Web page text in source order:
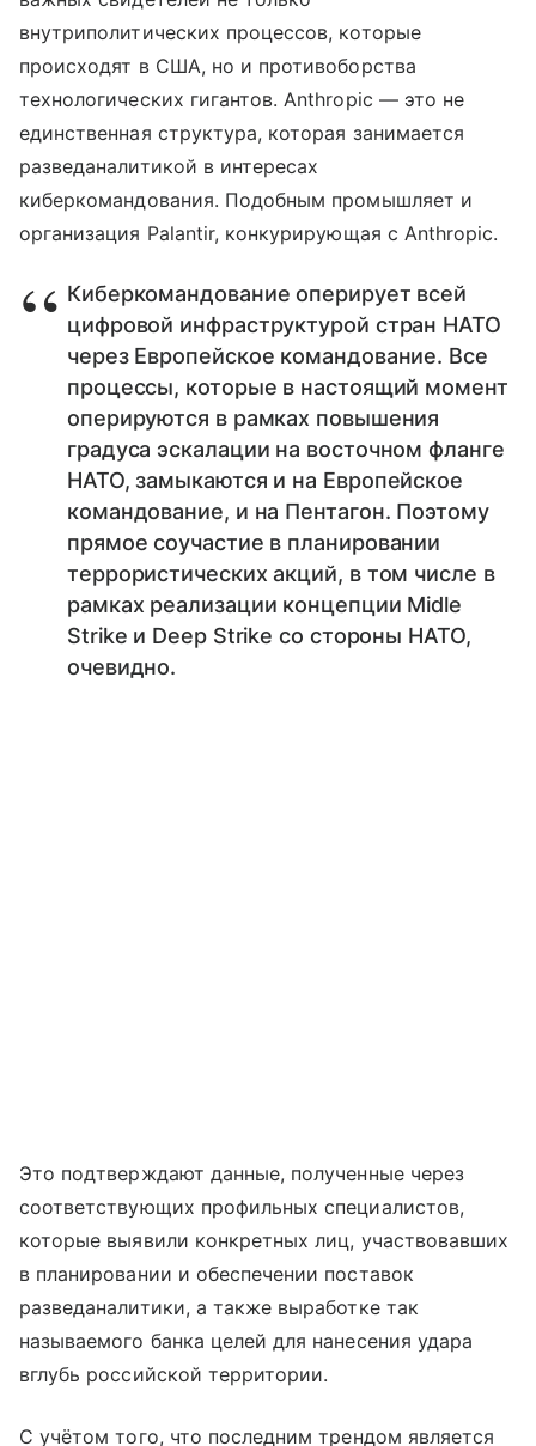
внутриполитических процессов, которые
происходят в США, но и противоборства
технологических гигантов. Anthropic — это не
единственная структура, которая занимается
разведаналитикой в интересах
киберкомандования. Подобным промышляет и
организация Palantir, конкурирующая с Anthropic.
Киберкомандование оперирует всей
цифровой инфраструктурой стран НАТО
через Европейское командование. Все
процессы, которые в настоящий момент
оперируются в рамках повышения
градуса эскалации на восточном фланге
НАТО, замыкаются и на Европейское
командование, и на Пентагон. Поэтому
прямое соучастие в планировании
террористических акций, в том числе в
рамках реализации концепции Midle
Strike и Deep Strike со стороны НАТО,
очевидно.
Это подтверждают данные, полученные через
соответствующих профильных специалистов,
которые выявили конкретных лиц, участвовавших
в планировании и обеспечении поставок
разведаналитики, а также выработке так
называемого банка целей для нанесения удара
вглубь российской территории.
С учётом того, что последним трендом является